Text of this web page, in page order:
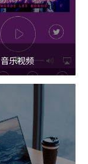
音乐视频